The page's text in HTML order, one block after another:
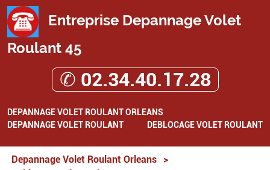
Entreprise Depannage Volet
Roulant 45
✆ 02.34.40.17.28
DEPANNAGE VOLET ROULANT ORLEANS
DEPANNAGE VOLET ROULANT
DEBLOCAGE VOLET ROULANT
Depannage Volet Roulant Orleans
>